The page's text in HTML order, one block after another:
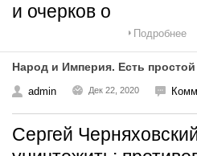
и очерков о
Подробнее
Народ и Империя. Есть
admin Дек 22, 2020
Сергей